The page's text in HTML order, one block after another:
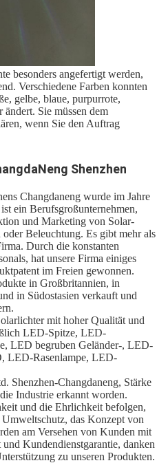
besonders angefertigt werden,
Verschiedene Farben konnten
gelbe, blaue, purpurrote,
Sie müssen dem
wenn Sie den Auftrag
Shenzhen
Changdaneng wurde im Jahre
ein Berufsgroßunternehmen,
und Marketing von Solar-
Beleuchtung. Es gibt mehr als
Durch die konstanten
hat unsere Firma einiges
im Freien gewonnen.
in Großbritannien, in
in Südostasien verkauft und
mit hoher Qualität und
LED-Spitze, LED-
LED begruben Geländer-, LED-
LED-Rasenlampe, LED-
Shenzhen-Changdaneng, Stärke
Industrie erkannt worden.
und die Ehrlichkeit befolgen,
das Konzept von
am Versehen von Kunden mit
und Kundendienstgarantie, danken
zu unseren Produkten.